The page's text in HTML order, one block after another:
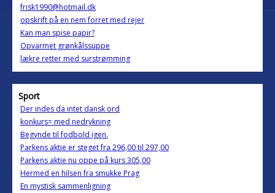
frisk1990@hotmail.dk
opskrift på en nem forret med rejer
Kan man spise papir?
Opvarmet grønkålssuppe
lækre retter med surstrømming
Sport
Der indes da intet dansk ord
konkurs= med nedrykning
Begynde til fodbold igen.
Parkens aktie er steget fra 296,00 til 297,00
Parkens aktie nu oppe på kurs 305,00
Hermed en hilsen fra smukke Prag
En mystisk sammenligning